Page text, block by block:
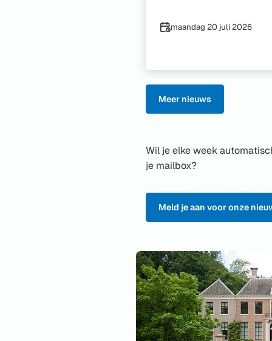
Datum
maandag 20 juli 2026
Meer nieuws
Wil je elke week
je mailbox?
Meld je aan voor onze